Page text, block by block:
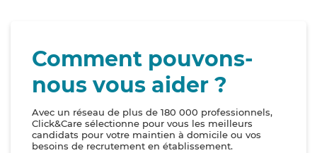
Comment pouvons-
nous vous aider ?
Avec un réseau de plus de 180 000 professionnels,
Click&Care sélectionne pour vous les meilleurs
candidats pour votre maintien à domicile ou vos
besoins de recrutement en établissement.